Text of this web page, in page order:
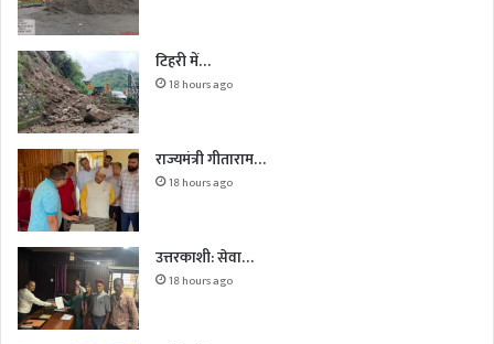
टिहरी में…
18 hours ago
राज्यमंत्री गीताराम…
18 hours ago
उत्तरकाशी: सेवा…
18 hours ago